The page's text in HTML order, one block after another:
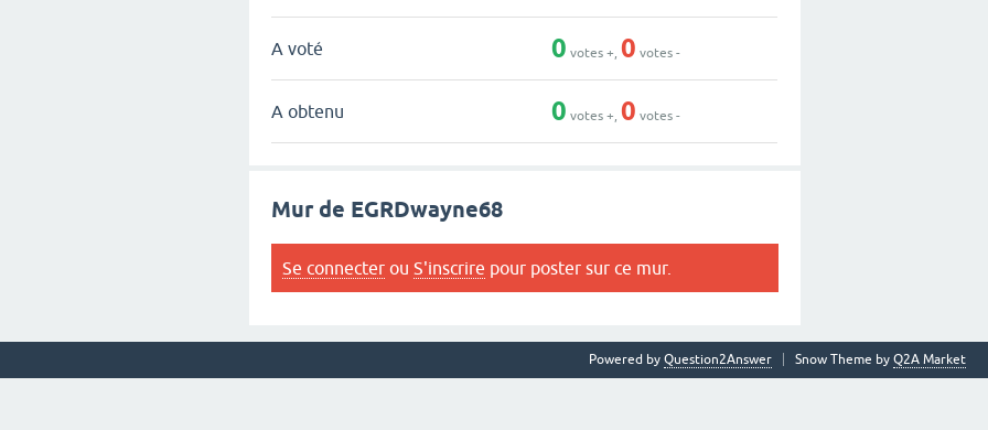
A voté 0 votes +,0 votes -
A obtenu 0 votes +,0 votes -
Mur de EGRDwayne68
Se connecter ouS'inscrire pour poster sur ce mur.
Snow Theme by Q2A Market
Powered by Question2Answer